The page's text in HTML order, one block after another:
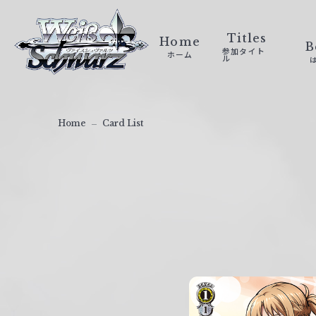
ァ
Home
ホーム
Titles
参加タイト
ル
Home Card List